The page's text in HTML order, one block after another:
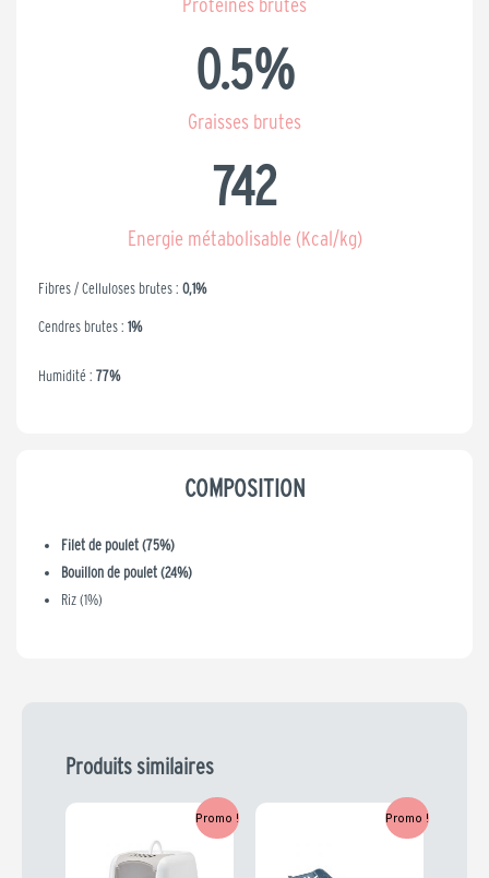
COMPOSITION
Filet de poulet (75%)
Bouillon de poulet (24%)
Riz (1%)
Protéines brutes
Graisses brutes
0.5%
Energie métabolisable (Kcal/kg)
742
Fibres / Celluloses brutes : 0,1%
Cendres brutes : 1%
Humidité : 77%
Produits similaires
Promo !
était :
actuel
est :
Promo !